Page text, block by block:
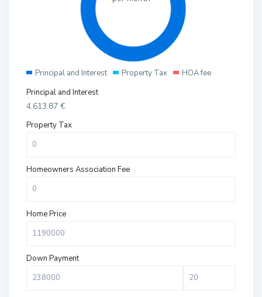
Principal and Interest Property Tax
HOA fee
Principal and Interest
4,613.87 €
Property Tax
Homeowners Association Fee
Home Price
Down Payment